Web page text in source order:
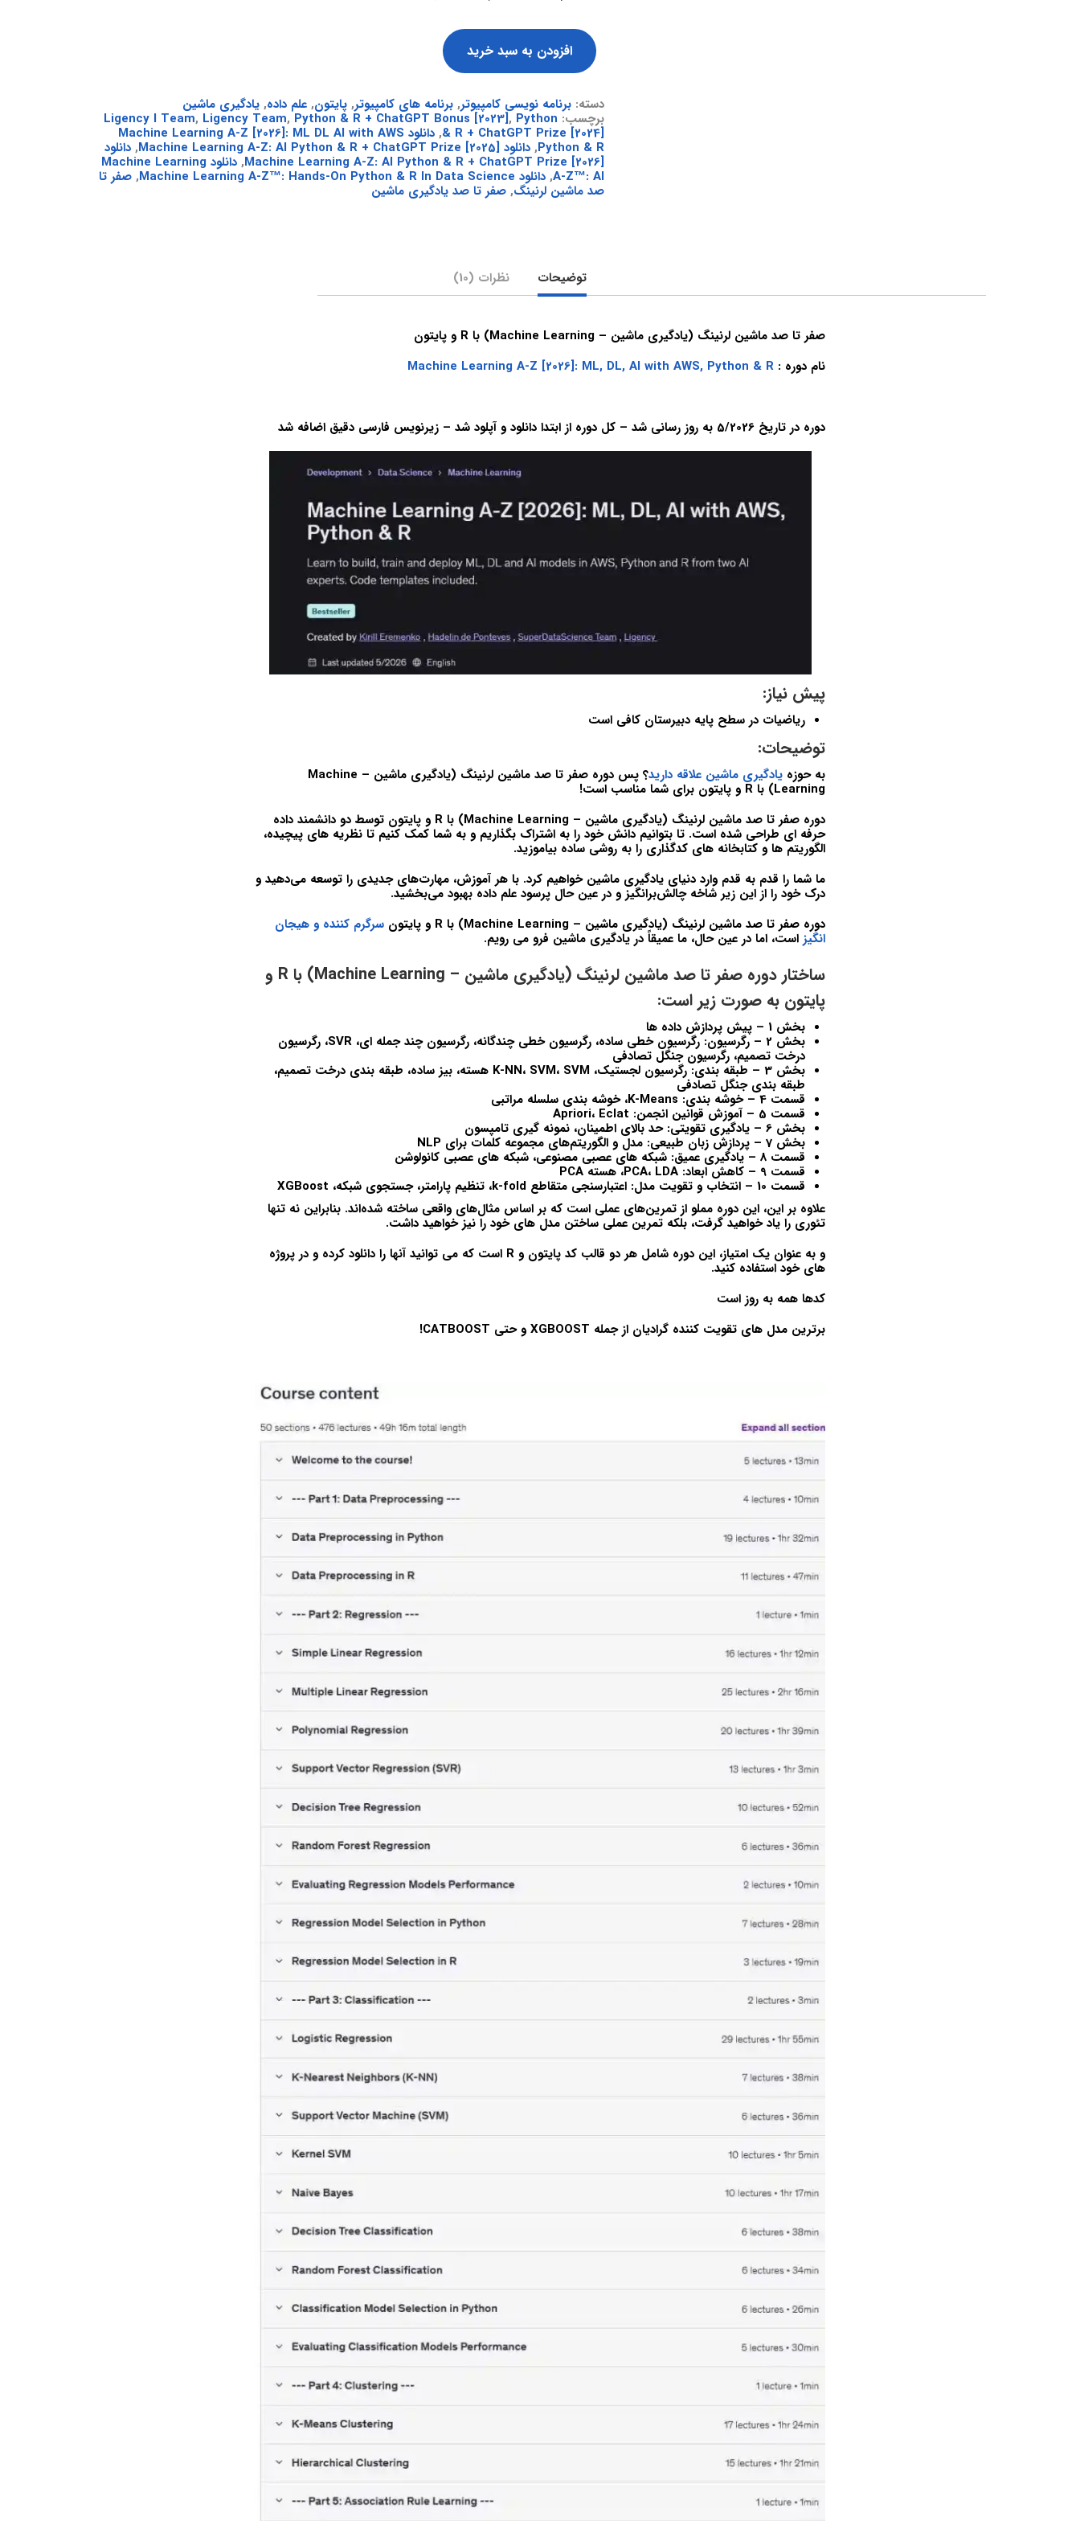
افزودن به سبد خرید
دسته: برنامه نویسی کامپیوتر, برنامه های کامپیوتر, پایتون, علم داده, یادگیری ماشین
برچسب: Ligency I Team, Ligency Team, Python & R + ChatGPT Bonus [2023], Python
& R + ChatGPT Prize [2024]
, دانلود Machine Learning A-Z [2026]: ML DL AI with AWS
Python & R
, دانلود Machine Learning A-Z: AI Python & R + ChatGPT Prize [2025] , دانلود
Machine Learning A-Z: AI Python & R + ChatGPT Prize [2026]
, دانلود Machine Learning
A-Z™: AI
, دانلود Machine Learning A-Z™: Hands-On Python & R In Data Science , صفر تا
صد ماشین لرنینگ, صفر تا صد یادگیری ماشین
توضیحات نظرات (10)
صفر تا صد ماشین لرنینگ (یادگیری ماشین – Machine Learning) با R و پایتون
نام دوره : Machine Learning A-Z [2026]: ML, DL, AI with AWS, Python & R
دوره در تاریخ 5/2026 به روز رسانی شد – کل دوره از ابتدا دانلود و آپلود شد – زیرنویس فارسی دقیق اضافه شد
پیش نیاز:
ریاضیات در سطح پایه دبیرستان کافی است
توضیحات:
به حوزه یادگیری ماشین علاقه دارید ؟ پس دوره صفر تا صد ماشین لرنینگ (یادگیری ماشین – Machine
Learning) با R و پایتون برای شما مناسب است!
دوره صفر تا صد ماشین لرنینگ (یادگیری ماشین – Machine Learning) با R و پایتون توسط دو دانشمند داده
حرفه ای طراحی شده است. تا بتوانیم دانش خود را به اشتراک بگذاریم و به شما کمک کنیم تا نظریه های پیچیده،
الگوریتم ها و کتابخانه های کدگذاری را به روشی ساده بیاموزید.
ما شما را قدم به قدم وارد دنیای یادگیری ماشین خواهیم کرد. با هر آموزش، مهارت‌های جدیدی را توسعه می‌دهید و
درک خود را از این زیر شاخه چالش‌برانگیز و در عین حال پرسود علم داده بهبود می‌بخشید.
دوره صفر تا صد ماشین لرنینگ (یادگیری ماشین – Machine Learning) با R و پایتون
سرگرم کننده و هیجان
انگیز است، اما در عین حال، ما عمیقاً در یادگیری ماشین فرو می رویم.
ساختار دوره صفر تا صد ماشین لرنینگ (یادگیری ماشین – Machine Learning) با R و
پایتون به صورت زیر است:
بخش 1 – پیش پردازش داده ها
بخش 2 – رگرسیون: رگرسیون خطی ساده، رگرسیون خطی چندگانه، رگرسیون چند جمله ای، SVR، رگرسیون
درخت تصمیم، رگرسیون جنگل تصادفی
بخش 3 – طبقه بندی: رگرسیون لجستیک، K-NN، SVM، SVM هسته، بیز ساده، طبقه بندی درخت تصمیم،
طبقه بندی جنگل تصادفی
قسمت 4 – خوشه بندی: K-Means، خوشه بندی سلسله مراتبی
قسمت 5 – آموزش قوانین انجمن: Apriori، Eclat
بخش 6 – یادگیری تقویتی: حد بالای اطمینان، نمونه گیری تامپسون
بخش 7 – پردازش زبان طبیعی: مدل و الگوریتم‌های مجموعه کلمات برای NLP
قسمت 8 – یادگیری عمیق: شبکه های عصبی مصنوعی، شبکه های عصبی کانولوشن
قسمت 9 – کاهش ابعاد: PCA، LDA، هسته PCA
قسمت 10 – انتخاب و تقویت مدل: اعتبارسنجی متقاطع k-fold، تنظیم پارامتر، جستجوی شبکه، XGBoost
علاوه بر این، این دوره مملو از تمرین‌های عملی است که بر اساس مثال‌های واقعی ساخته شده‌اند. بنابراین نه تنها
تئوری را یاد خواهید گرفت، بلکه تمرین عملی ساختن مدل های خود را نیز خواهید داشت.
و به عنوان یک امتیاز، این دوره شامل هر دو قالب کد پایتون و R است که می توانید آنها را دانلود کرده و در پروژه
های خود استفاده کنید.
کدها همه به روز است
برترین مدل های تقویت کننده گرادیان از جمله XGBOOST و حتی CATBOOST!